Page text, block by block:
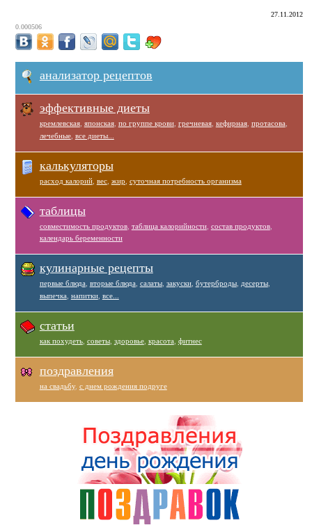
27.11.2012
0.000506
анализатор рецептов
эффективные диеты
кремлевская, японская, по группе крови, гречневая, кефирная, протасова
лечебные, все диеты...
калькуляторы
расход калорий, вес, жир суточная потребность организма
таблицы
совместимость продуктов, таблица калорийности, состав продуктов,
календарь беременности
кулинарные рецепты
первые блюда вторые блюда салаты, закуски, бутерброды, десерты,
выпечка напитки, все...
статьи
как похудеть, советы, здоровье, красота фитнес
поздравления
на свадьбу, с днем рождения подруге